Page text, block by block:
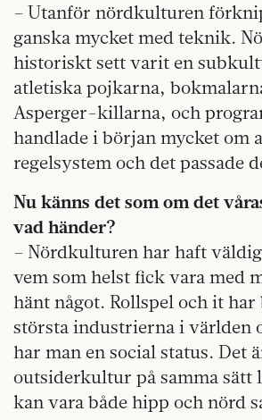
– Utanför nördkulturen
ganska mycket med teknik.
historiskt sett varit en
atletiska pojkarna,
Asperger-killarna, och
handlade i början mycket om
regelsystem och det passade
Nu känns det som om det
vad händer?
– Nördkulturen har haft
vem som helst fick vara med
hänt något. Rollspel och it
största industrierna i världen
har man en social status. Det
outsiderkultur på samma sätt
kan vara både hipp och nörd